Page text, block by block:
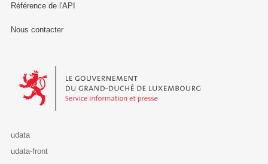
Référence de l'API
Nous contacter
Le Gouvernement du Grand-Duché de Luxembourg - Service
udata
udata-front